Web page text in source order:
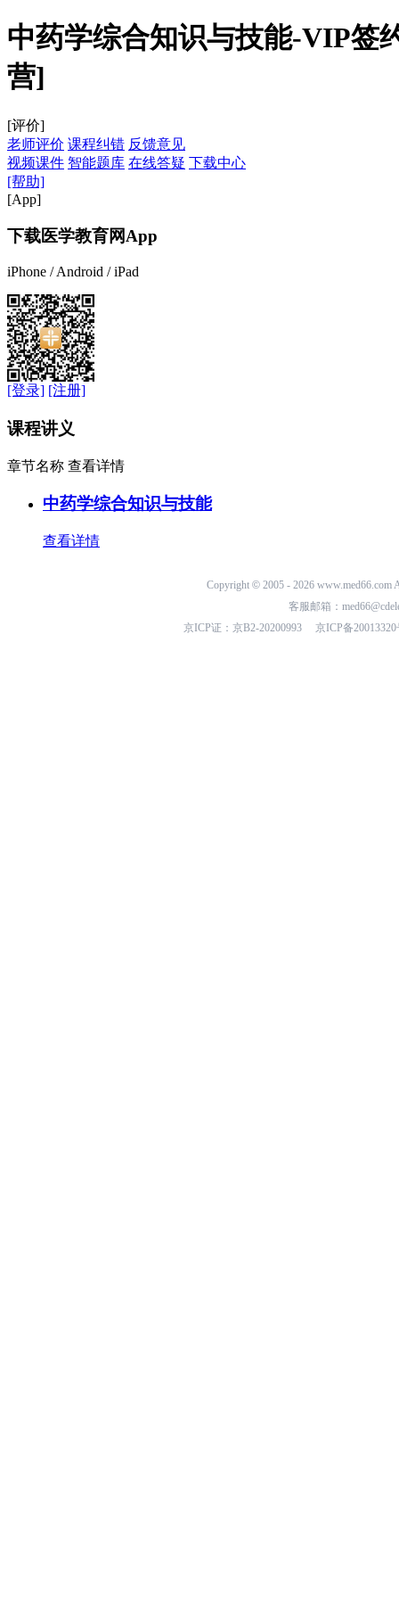
中药学综合知识与技能-VIP签
营]
[评价]
老师评价 课程纠错 反馈意见
视频课件 智能题库 在线答疑 下载中心
[帮助]
[App]
下载医学教育网App
iPhone / Android / iPad
[登录] [注册]
课程讲义
章节名称 查看详情
中药学综合知识与技能
查看详情